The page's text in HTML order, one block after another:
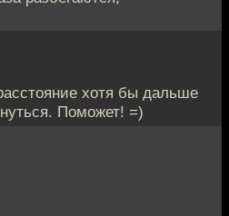
хотя бы дальше
Поможет! =)